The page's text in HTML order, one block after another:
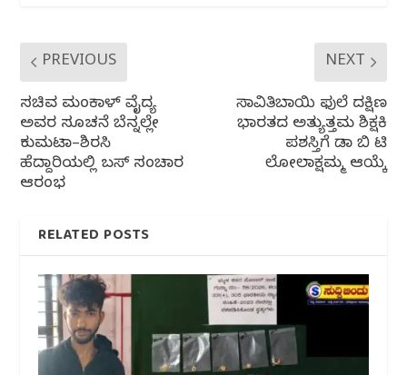
PREVIOUS
ಸಚಿವ ಮಂಕಾಳ್ ವೈದ್ಯ
ಅವರ ಸೂಚನೆ ಬೆನ್ನಲ್ಲೇ
ಕುಮಟಾ–ಶಿರಸಿ
ಹೆದ್ದಾರಿಯಲ್ಲಿ ಬಸ್ ಸಂಚಾರ
ಆರಂಭ
NEXT
ಸಾವಿತ್ರಿಬಾಯಿ ಫುಲೆ ದಕ್ಷಿಣ
ಭಾರತದ ಅತ್ಯುತ್ತಮ ಶಿಕ್ಷಕಿ
ಪ್ರಶಸ್ತಿಗೆ ಡಾ ಬಿ ಟಿ
ಲೋಲಾಕ್ಷಮ್ಮ ಆಯ್ಕೆ
RELATED POSTS